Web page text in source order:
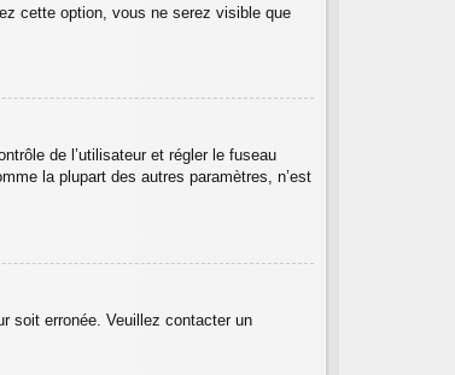
cette option, vous ne serez visible que
de l’utilisateur et régler le fuseau
la plupart des autres paramètres, n’est
soit erronée. Veuillez contacter un